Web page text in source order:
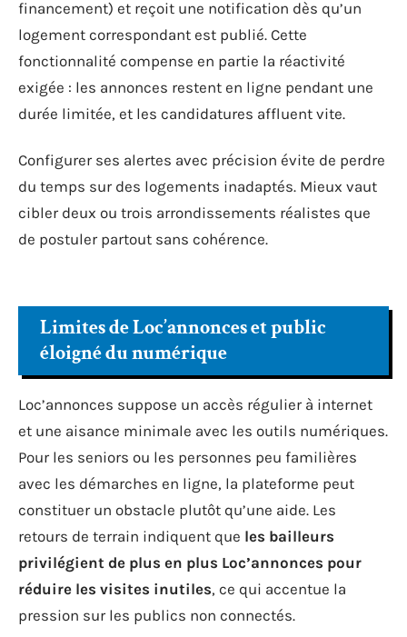
financement) et reçoit une notification dès qu’un
logement correspondant est publié. Cette
fonctionnalité compense en partie la réactivité
exigée : les annonces restent en ligne pendant une
durée limitée, et les candidatures affluent vite.
Configurer ses alertes avec précision évite de perdre
du temps sur des logements inadaptés. Mieux vaut
cibler deux ou trois arrondissements réalistes que
de postuler partout sans cohérence.
Limites de Loc’annonces et public
éloigné du numérique
Loc’annonces suppose un accès régulier à internet
et une aisance minimale avec les outils numériques.
Pour les seniors ou les personnes peu familières
avec les démarches en ligne, la plateforme peut
constituer un obstacle plutôt qu’une aide. Les
retours de terrain indiquent que les bailleurs
privilégient de plus en plus Loc’annonces pour
réduire les visites inutiles, ce qui accentue la
pression sur les publics non connectés.